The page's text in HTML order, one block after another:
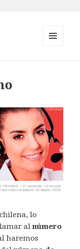
lo
alnúmero
haremos